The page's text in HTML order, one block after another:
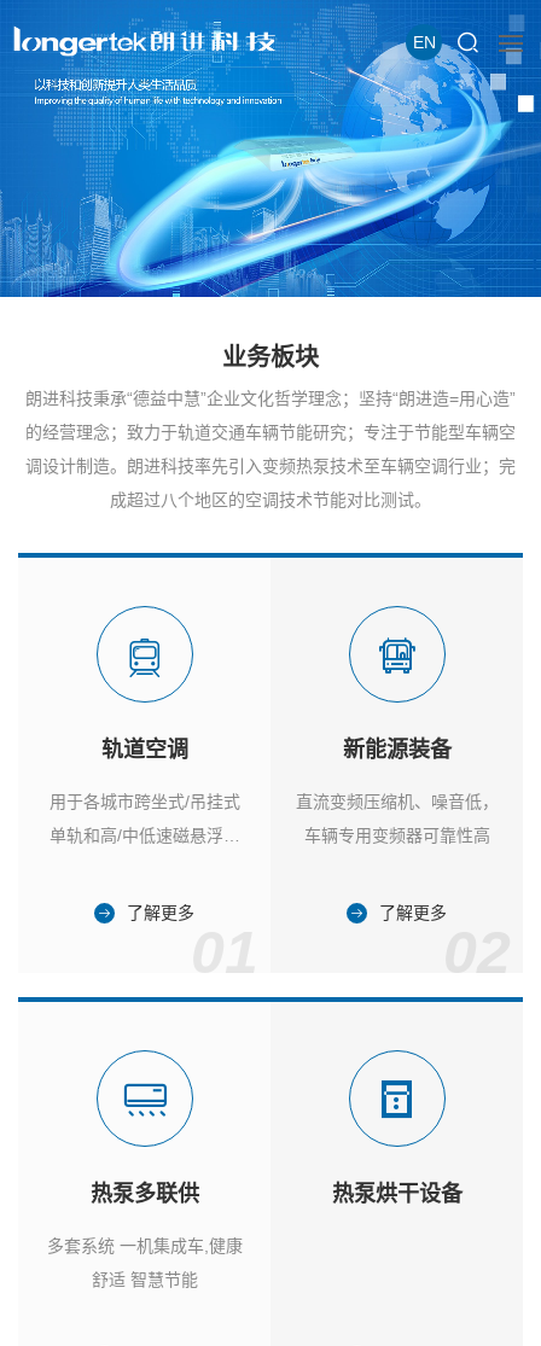
EN
业务板块
朗进科技秉承“德益中慧”企业文化哲学理念；坚持“朗进造=用心造”
的经营理念；致力于轨道交通车辆节能研究；专注于节能型车辆空
调设计制造。朗进科技率先引入变频热泵技术至车辆空调行业；完
成超过八个地区的空调技术节能对比测试。
轨道空调
用于各城市跨坐式/吊挂式
单轨和高/中低速磁悬浮列
了解更多
新能源装备
直流变频压缩机、噪音低，
车辆专用变频器可靠性高
了解更多
热泵多联供
多套系统 一机集成车,健康
舒适 智慧节能
热泵烘干设备